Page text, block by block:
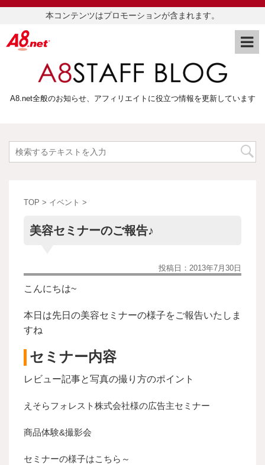
本コンテンツはプロモーションが含まれます。
A8.net全般のお知らせ、アフィリエイトに役立つ情報を更新しています
TOP > イベント >
美容セミナーのご報告♪
投稿日： 2013年7月30日
こんにちは~
本日は先日の美容セミナーの様子をご報告いたしま
すね
セミナー内容
レビュー記事と写真の撮り方のポイント
えそらフォレスト株式会社様の広告主セミナー
商品体験&撮影会
セミナーの様子はこちら～